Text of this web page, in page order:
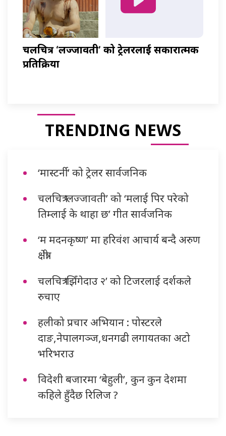
चलचित्र ‘लज्जावती’ को ट्रेलरलाई सकारात्मक
प्रतिक्रिया
TRENDING NEWS
‘मास्टर्नी’ को ट्रेलर सार्वजनिक
चलचित्र ‘लज्जावती’ को ‘मलाई पिर परेको
तिम्लाई के थाहा छ’ गीत सार्वजनिक
‘म मदनकृष्ण’ मा हरिवंश आचार्य बन्दै अरुण
क्षेत्री
चलचित्र ‘झिँगेदाउ २’ को टिजरलाई दर्शकले
रुचाए
हलीको प्रचार अभियान : पोस्टरले
दाङ,नेपालगञ्ज,धनगढी लगायतका अटो
भरिभराउ
विदेशी बजारमा ‘बेहुली’, कुन कुन देशमा
कहिले हुँदैछ रिलिज ?